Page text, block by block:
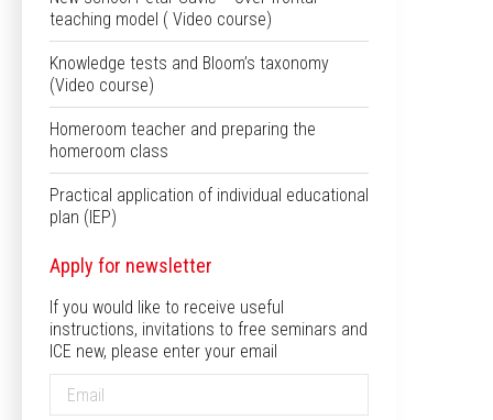
teaching model ( Video course)
Knowledge tests and Bloom’s taxonomy
(Video course)
Homeroom teacher and preparing the
homeroom class
Practical application of individual educational
plan (IEP)
Apply for newsletter
If you would like to receive useful
instructions, invitations to free seminars and
ICE new, please enter your email